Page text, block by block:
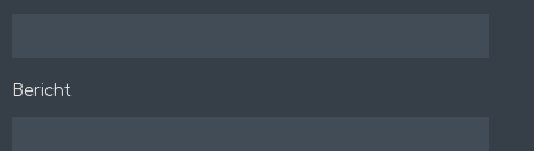
Bericht